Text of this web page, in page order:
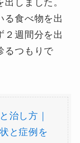
しました。
る食べ物を出
２週間分を出
るつもりで
治し方｜
と症例を